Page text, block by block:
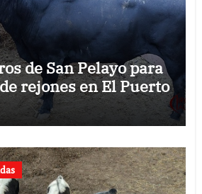
de San Pelayo para
rejones en El Puerto